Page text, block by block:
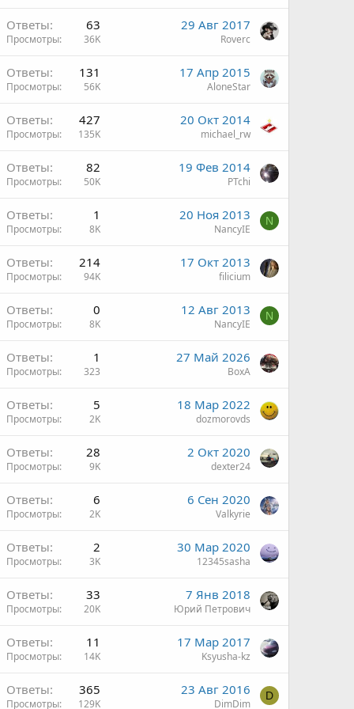
Ответы 63
Просмотры 36K
29 Авг 2017
Rоverc
Ответы 131
Просмотры 56K
17 Апр 2015
AloneStar
Ответы 427
Просмотры 135K
20 Окт 2014
michael_rw
Ответы 82
Просмотры 50K
19 Фев 2014
PTchi
Ответы 1
Просмотры 8K
20 Ноя 2013
NancyIE
N
Ответы 214
Просмотры 94K
17 Окт 2013
filicium
Ответы 0
Просмотры 8K
12 Авг 2013
NancyIE
N
Ответы 1
Просмотры 323
27 Май 2026
ВохА
Ответы 5
Просмотры 2K
18 Мар 2022
dozmorovds
Ответы 28
Просмотры 9K
2 Окт 2020
dexter24
Ответы 6
Просмотры 2K
6 Сен 2020
Valkyrie
Ответы 2
Просмотры 3K
30 Мар 2020
12345sasha
Ответы 33
Просмотры 20K
7 Янв 2018
Юрий Петрович
Ответы 11
Просмотры 14K
17 Мар 2017
Ksyusha-kz
Ответы 365
Просмотры 129K
23 Авг 2016
DimDim
D